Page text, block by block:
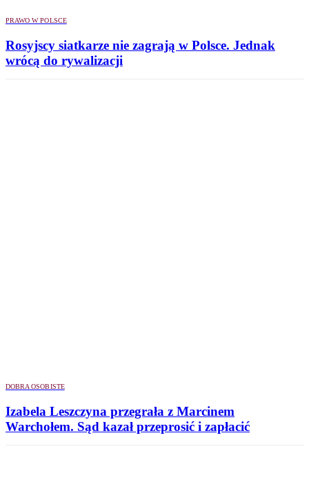
PRAWO W POLSCE
Rosyjscy siatkarze nie zagrają w Polsce. Jednak
wrócą do rywalizacji
DOBRA OSOBISTE
Izabela Leszczyna przegrała z Marcinem
Warchołem. Sąd kazał przeprosić i zapłacić